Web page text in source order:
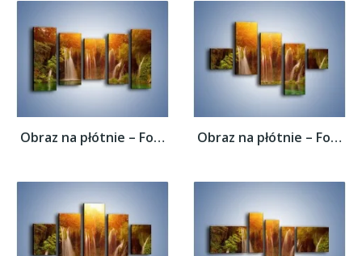
Obraz na płótnie – Fontanny z wodospadów –... Obraz na płótnie – Fontanny z wodospadów –...